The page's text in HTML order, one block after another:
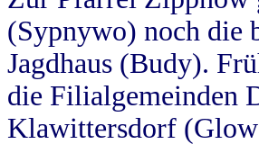
(Sypnywo) noch die
Jagdhaus (Budy).
die Filialgemeinden
Klawittersdorf